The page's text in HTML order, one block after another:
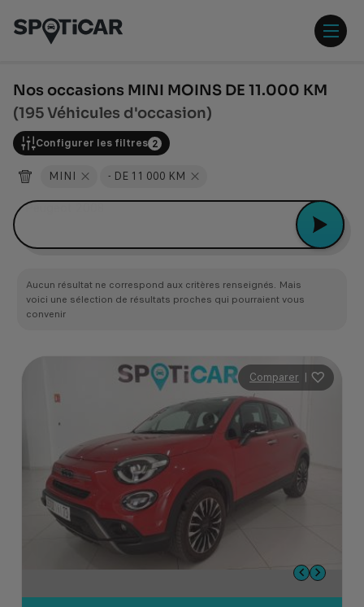
contenu
pied
Nos occasions MINI MOINS DE 11.000 KM
(195 Véhicules d'occasion)
Configurer les filtres 2
MINI - DE 11 000 KM
Aucun résultat ne correspond aux critères renseignés. Mais
voici une sélection de résultats proches qui pourraient vous
convenir
Comparer |